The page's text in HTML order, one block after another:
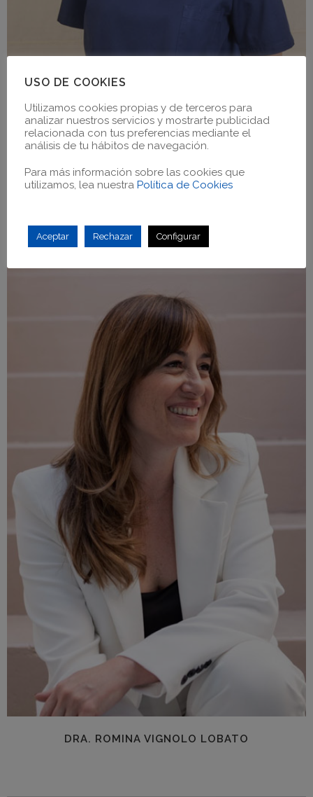
DRA. ROMINA VIGNOLO LOBATO
USO DE COOKIES
Utilizamos cookies propias y de terceros para
analizar nuestros servicios y mostrarte publicidad
relacionada con tus preferencias mediante el
análisis de tu hábitos de navegación.
Para más información sobre las cookies que
utilizamos, lea nuestra Política de Cookies
Aceptar Rechazar Configurar